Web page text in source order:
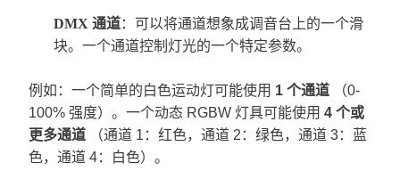
DMX 通道：可以将通道想象成调音台上的一个滑
块。一个通道控制灯光的一个特定参数。
例如：一个简单的白色运动灯可能使用 1 个通道
（0-
100% 强度）。一个动态 RGBW 灯具可能使用 4 个或
更多通道 （通道 1：红色，通道 2：绿色，通道 3：蓝
色，通道 4：白色）。